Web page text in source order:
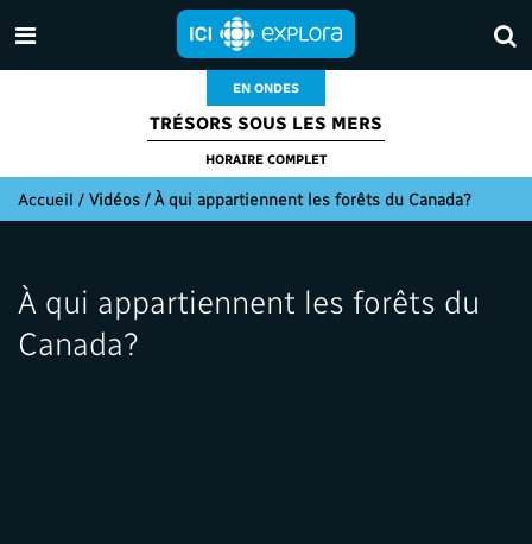
EN ONDES
TRÉSORS SOUS LES MERS
HORAIRE COMPLET
Accueil / Vidéos / À qui appartiennent les forêts du Canada?
À qui appartiennent les forêts du
Canada?